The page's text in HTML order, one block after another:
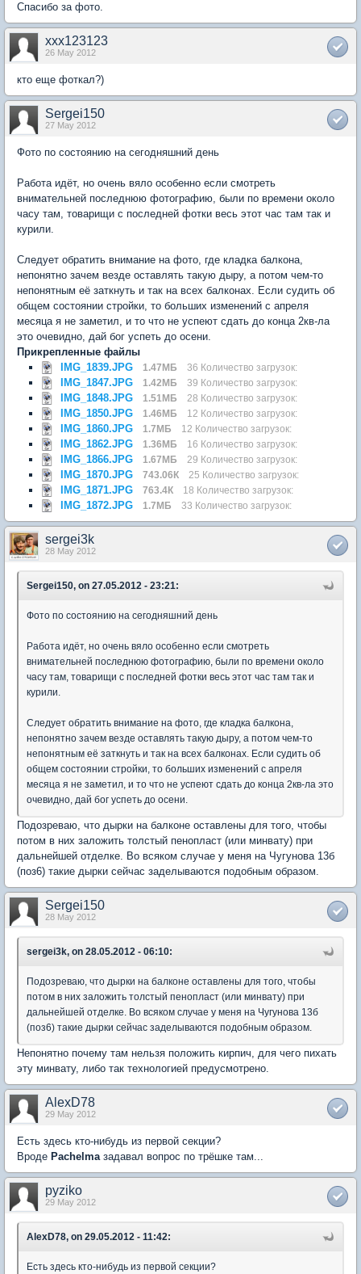
Спасибо за фото.
xxx123123
26 May 2012
кто еще фоткал?)
Sergei150
27 May 2012
Фото по состоянию на сегодняшний день
Работа идёт, но очень вяло особенно если смотреть
внимательней последнюю фотографию, были по времени около
часу там, товарищи с последней фотки весь этот час там так и
курили.
Следует обратить внимание на фото, где кладка балкона,
непонятно зачем везде оставлять такую дыру, а потом чем-то
непонятным её заткнуть и так на всех балконах. Если судить об
общем состоянии стройки, то больших изменений с апреля
месяца я не заметил, и то что не успеют сдать до конца 2кв-ла
это очевидно, дай бог успеть до осени.
Прикрепленные файлы
IMG_1839.JPG
1.47МБ 36 Количество загрузок:
IMG_1847.JPG 1.42МБ 39 Количество загрузок:
IMG_1848.JPG 1.51МБ 28 Количество загрузок:
IMG_1850.JPG 1.46МБ 12 Количество загрузок:
IMG_1860.JPG 1.7МБ 12 Количество загрузок:
IMG_1862.JPG 1.36МБ 16 Количество загрузок:
IMG_1866.JPG 1.67МБ 29 Количество загрузок:
IMG_1870.JPG 743.06К 25 Количество загрузок:
IMG_1871.JPG 763.4К 18 Количество загрузок:
IMG_1872.JPG 1.7МБ 33 Количество загрузок:
sergei3k
28 May 2012
Sergei150, on 27.05.2012 - 23:21:
Фото по состоянию на сегодняшний день
Работа идёт, но очень вяло особенно если смотреть
внимательней последнюю фотографию, были по времени около
часу там, товарищи с последней фотки весь этот час там так и
курили.
Следует обратить внимание на фото, где кладка балкона,
непонятно зачем везде оставлять такую дыру, а потом чем-то
непонятным её заткнуть и так на всех балконах. Если судить об
общем состоянии стройки, то больших изменений с апреля
месяца я не заметил, и то что не успеют сдать до конца 2кв-ла это
очевидно, дай бог успеть до осени.
Подозреваю, что дырки на балконе оставлены для того, чтобы
потом в них заложить толстый пенопласт (или минвату) при
дальнейшей отделке. Во всяком случае у меня на Чугунова 13б
(поз6) такие дырки сейчас заделываются подобным образом.
Sergei150
28 May 2012
sergei3k, on 28.05.2012 - 06:10:
Подозреваю, что дырки на балконе оставлены для того, чтобы
потом в них заложить толстый пенопласт (или минвату) при
дальнейшей отделке. Во всяком случае у меня на Чугунова 13б
(поз6) такие дырки сейчас заделываются подобным образом.
Непонятно почему там нельзя положить кирпич, для чего пихать
эту минвату, либо так технологией предусмотрено.
AlexD78
29 May 2012
Есть здесь кто-нибудь из первой секции?
Вроде Pachelma задавал вопрос по трёшке там...
pyziko
29 May 2012
AlexD78, on 29.05.2012 - 11:42:
Есть здесь кто-нибудь из первой секции?